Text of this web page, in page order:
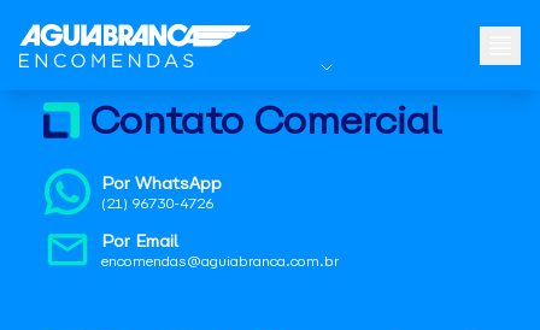
Contato Comercial
Por WhatsApp
(21) 96730-4726
Por Email
encomendas@aguiabranca.com.br